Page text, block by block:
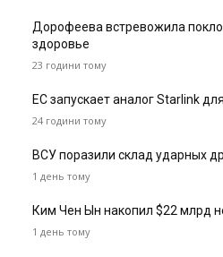
Дорофеева встревожила
здоровье
23 години тому
ЕС запускает аналог Starlink
24 години тому
ВСУ поразили склад ударных
1 день тому
Ким Чен Ын накопил $22 млрд
1 день тому